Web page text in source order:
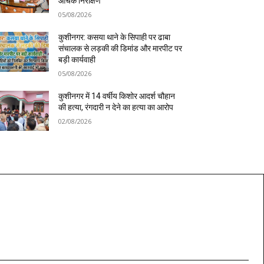
05/08/2026
कुशीनगर: कसया थाने के सिपाही पर ढाबा
संचालक से लड़की की डिमांड और मारपीट पर
बड़ी कार्यवाही
05/08/2026
कुशीनगर में 14 वर्षीय किशोर आदर्श चौहान
की हत्या, रंगदारी न देने का हत्या का आरोप
02/08/2026